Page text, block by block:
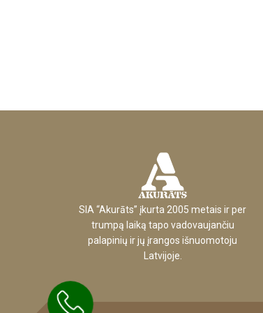
SIA “Akurāts” įkurta 2005 metais ir per
trumpą laiką tapo vadovaujančiu
palapinių ir jų įrangos išnuomotoju
Latvijoje.